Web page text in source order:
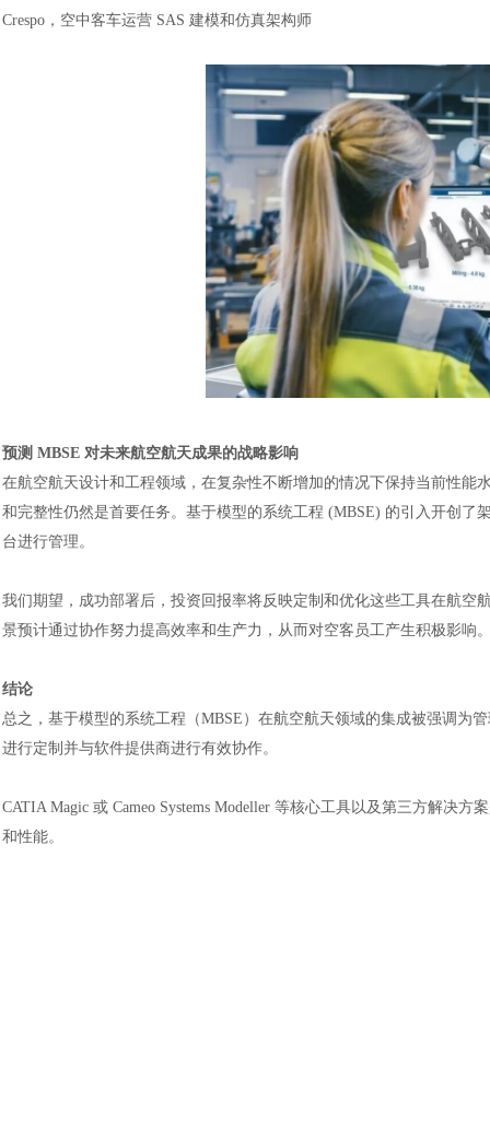
Crespo，空中客车运营 SAS 建模和仿真架构师
预测 MBSE 对未来航空航天成果的战略影响
在航空航天设计和工程领域，在复杂性不断增加的情况下保持当前性
和完整性仍然是首要任务。基于模型的系统工程 (MBSE) 的引入开创了
台进行管理。
我们期望，成功部署后，投资回报率将反映定制和优化这些工具在航
景预计通过协作努力提高效率和生产力，从而对空客员工产生积极影响
结论
总之，基于模型的系统工程（MBSE）在航空航天领域的集成被强调为
进行定制并与软件提供商进行有效协作。
CATIA Magic 或 Cameo Systems Modeller 等核心工具以及第三方解决
和性能。